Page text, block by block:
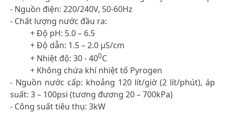
- Nguồn điện: 220/240V, 50-60Hz
- Chất lượng nước đầu ra:
+ Độ pH: 5.0 – 6.5
+ Độ dẫn: 1.5 – 2.0 µS/cm
+ Nhiệt độ: 30 - 400C
+ Không chứa khí nhiệt tố Pyrogen
- Nguồn nước cấp: khoảng 120 lít/giờ (2 lít/phút), áp
suất: 3 – 100psi (tương đương 20 – 700kPa)
- Công suất tiêu thụ: 3kW